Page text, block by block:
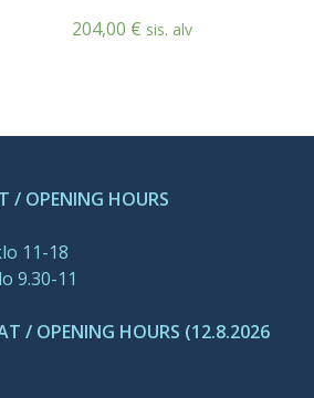
204,00 € sis. alv
/ OPENING HOURS
11-18
9.30-11
/ OPENING HOURS (12.8.2026